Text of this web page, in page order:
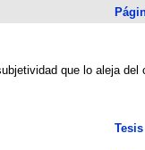
que lo aleja del
Tesis